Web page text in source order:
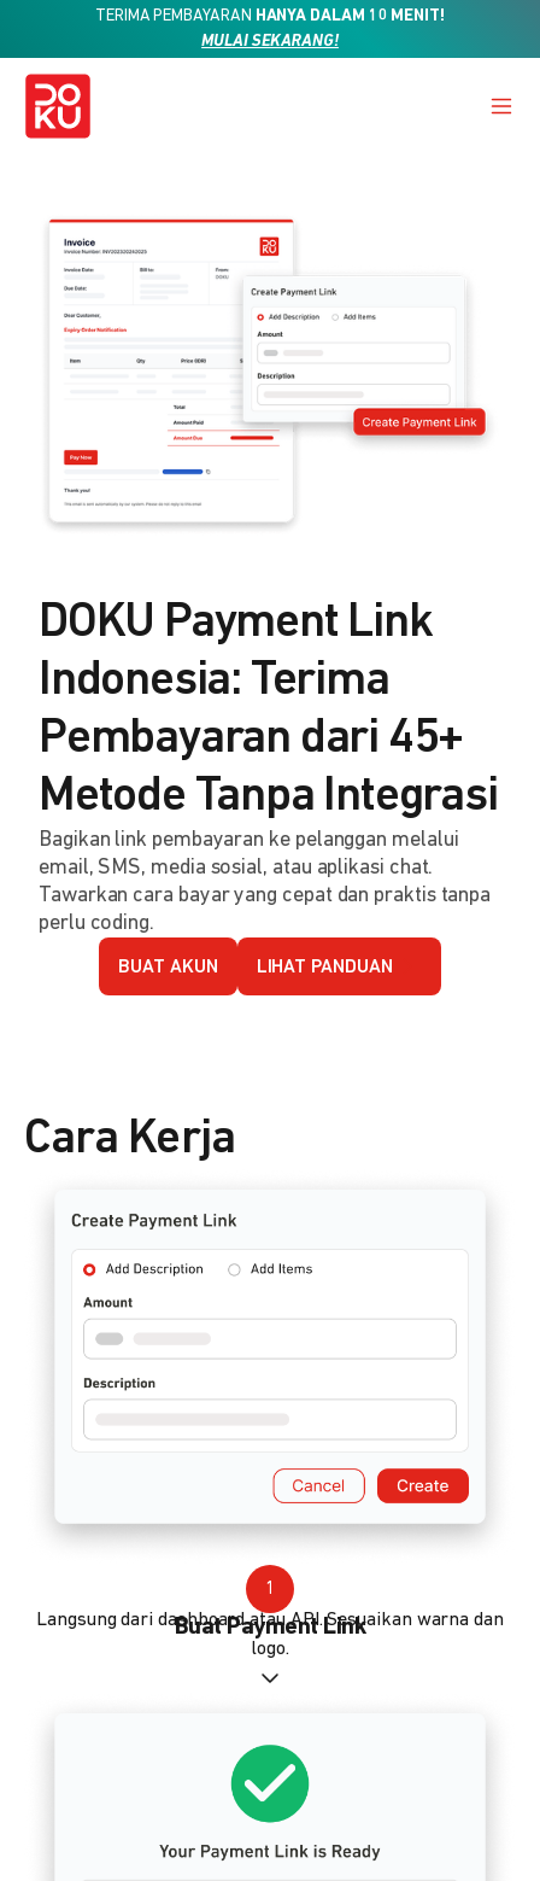
TERIMA PEMBAYARAN HANYA DALAM 10 MENIT!
MULAI SEKARANG!
DOKU Payment Link
Indonesia: Terima
Pembayaran dari 45+
Metode Tanpa Integrasi
Bagikan link pembayaran ke pelanggan melalui
email, SMS, media sosial, atau aplikasi chat.
Tawarkan cara bayar yang cepat dan praktis tanpa
perlu coding.
BUAT AKUN LIHAT PANDUAN
Cara Kerja
1
Buat Payment Link
Langsung dari dashboard atau API. Sesuaikan warna dan
logo.